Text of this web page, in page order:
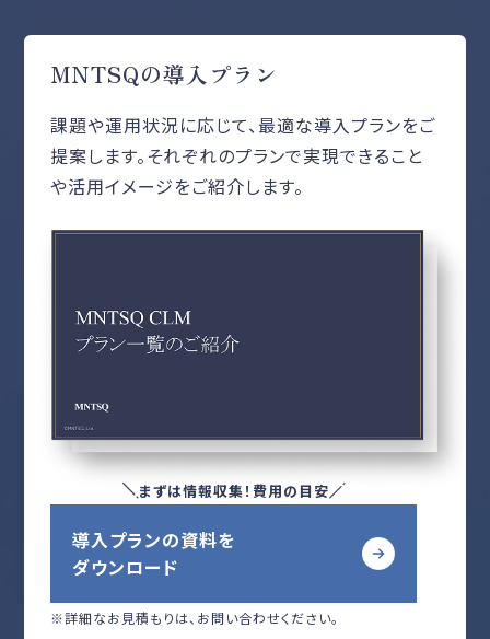
MNTSQの導入プラン
課題や運用状況に応じて、最適な導入プランをご
提案します。それぞれのプランで実現できること
や活用イメージをご紹介します。
まずは情報収集！費用の目安
導入プランの資料を
ダウンロード
※詳細なお見積もりは、お問い合わせください。